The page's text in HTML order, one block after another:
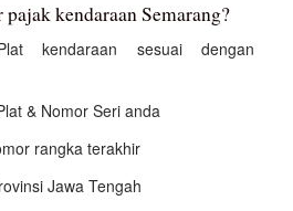
pajak kendaraan Semarang?
kendaraan sesuai dengan
& Nomor Seri anda
rangka terakhir
Jawa Tengah